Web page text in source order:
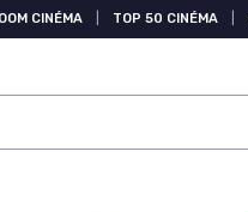
CINÉMA TOP 50 CINÉMA